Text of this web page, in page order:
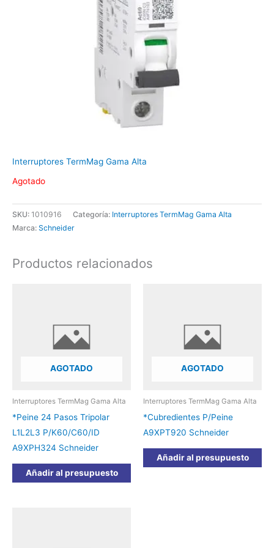
Interruptores TermMag Gama Alta
Agotado
SKU: 1010916 Categoría: Interruptores TermMag Gama Alta
Marca: Schneider
Productos relacionados
AGOTADO
Interruptores TermMag Gama Alta
*Peine 24 Pasos Tripolar
L1L2L3 P/K60/C60/ID
A9XPH324 Schneider
Añadir al presupuesto
AGOTADO
Interruptores TermMag Gama Alta
*Cubredientes P/Peine
A9XPT920 Schneider
Añadir al presupuesto